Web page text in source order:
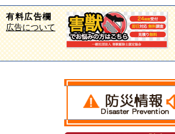
有料広告欄
広告について